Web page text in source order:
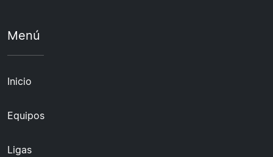
Menú
Inicio
Equipos
Ligas